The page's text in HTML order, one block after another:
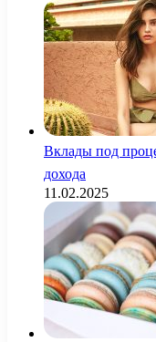
Вклады под
дохода
11.02.2025